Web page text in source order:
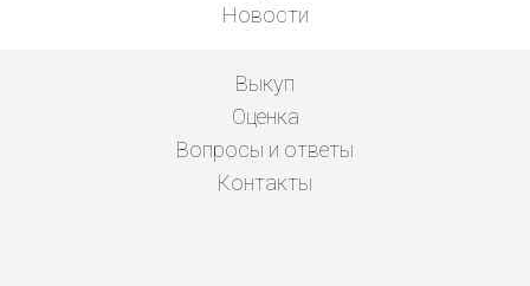
Новости
Выкуп
Оценка
Вопросы и ответы
Контакты